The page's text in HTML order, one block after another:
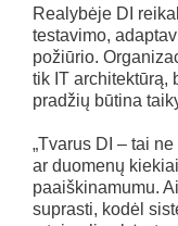
Realybėje DI
testavimo,
požiūrio.
tik IT architektūrą,
pradžių būtina
„Tvarus DI – tai
ar duomenų
paaiškinamumu.
suprasti, kodėl